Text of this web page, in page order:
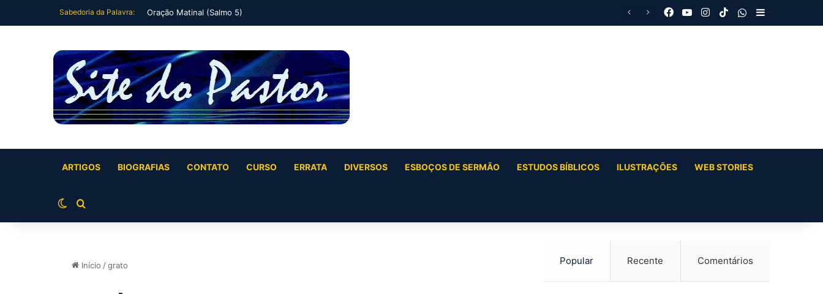
Sabedoria da Palavra: Oração Matinal (Salmo 5) Facebook
YouTubeInstagram
TikTokWhatsApp
Barra Lateral
ARTIGOS BIOGRAFIAS CONTATO CURSO ERRATA DIVERSOS ESBOÇOS DE SERMÃO ESTUDOS BÍBLICOS ILUSTRAÇÕES WEB STORIES
Switch skin
Buscar por
Início /grato Popular Recente Comentários